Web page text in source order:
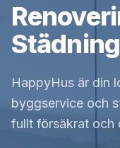
HappyHus är din
byggservice och
fullt försäkrat och